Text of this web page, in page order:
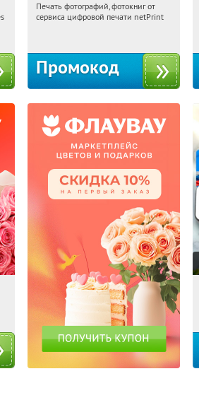
13:23:25 Получили:
Печать фотографий, фотокниг от
сервиса цифровой печати netPrint
Промокод